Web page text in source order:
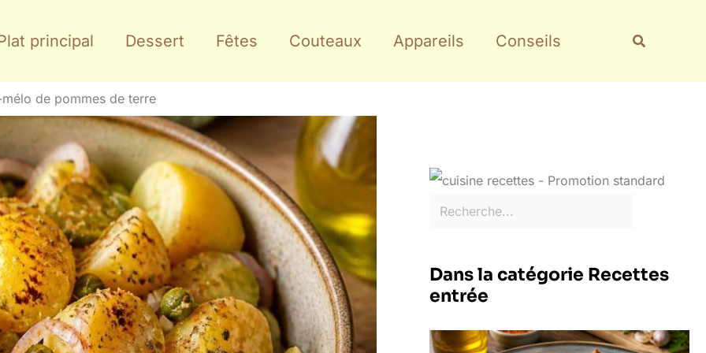
principal Dessert Fêtes Couteaux Appareils Conseils
de pommes de terre
Dans la catégorie Recettes
entrée